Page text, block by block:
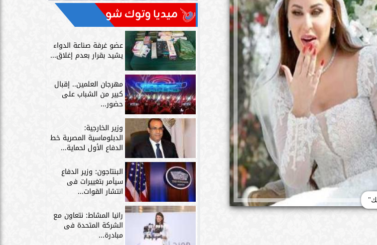
ميديا وتوك شو
عضو غرفة صناعة الدواء
يشيد بقرار بعدم إغلاق...
مهرجان العلمين.. إقبال
كبير من الشباب على
حضور...
وزير الخارجية:
الدبلوماسية المصرية خط
الدفاع الأول لحماية...
البنتاجون: وزير الدفاع
سيأمر بتغييرات فى
انتشار القوات...
رانيا المشاط: نتعاون مع
الشركة المتحدة فى
مبادرة...